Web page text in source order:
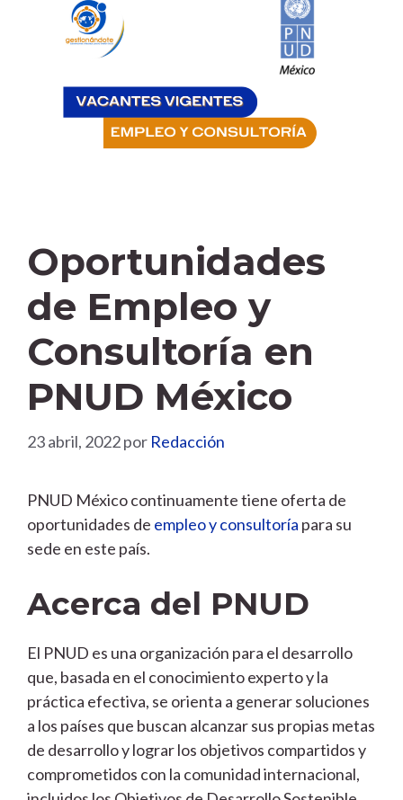
Oportunidades
de Empleo y
Consultoría en
PNUD México
23 abril, 2022por Redacción
PNUD México continuamente tiene oferta de
oportunidades de empleo y consultoría para su
sede en este país.
Acerca del PNUD
El PNUD es una organización para el desarrollo
que, basada en el conocimiento experto y la
práctica efectiva, se orienta a generar soluciones
a los países que buscan alcanzar sus propias metas
de desarrollo y lograr los objetivos compartidos y
comprometidos con la comunidad internacional,